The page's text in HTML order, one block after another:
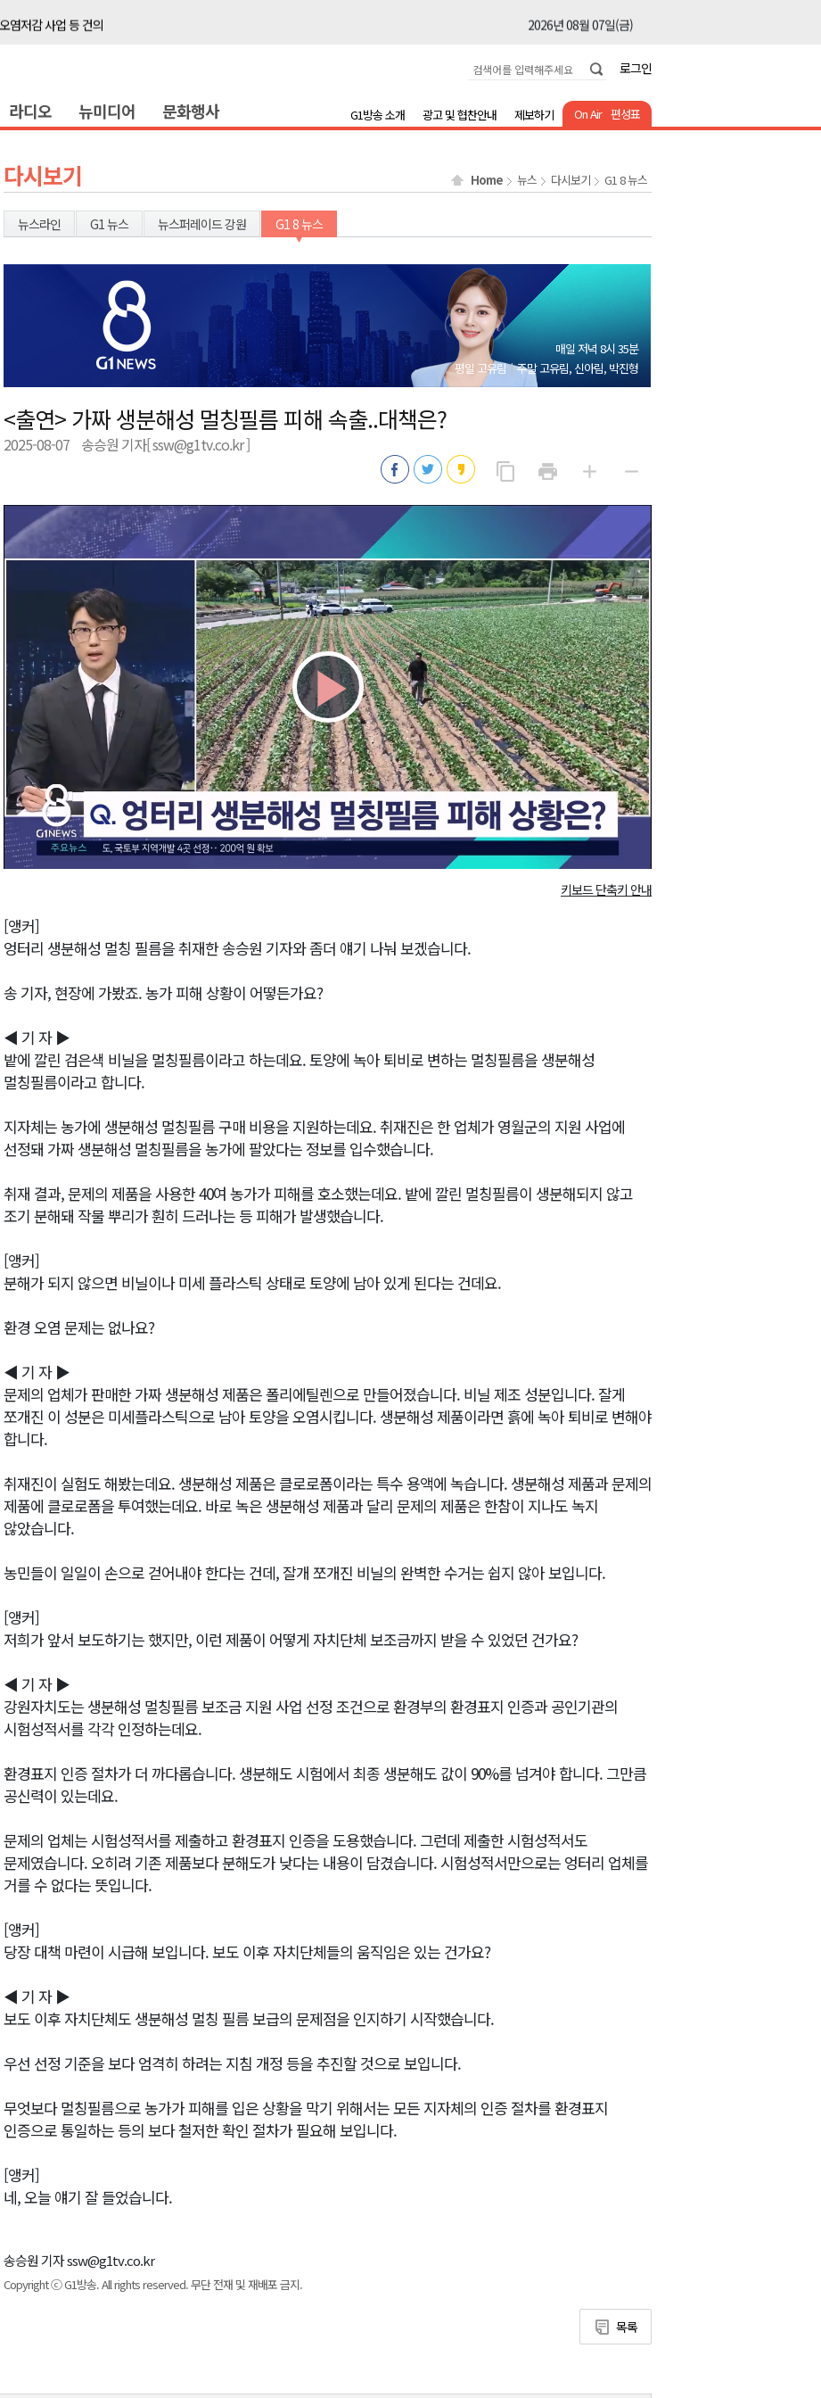
염저감 사업 등 건의
2026년 08월 07일(금)
2026년 08월 07일(금)
자금 지원 접수
2026년 08월 07일(금)
자 며느리 축제
‘영상 38도’
2026년 08월 07일(금)
2026년 08월 07일(금)
염저감 사업 등 건의
2026년 08월 07일(금)
..싱가포르 복합리조트
2026년 08월 07일(금)
복합리조트로 진화 중"
2026년 08월 07일(금)
교육원 수강생 모집
며느리 축제
상 38도’
2026년 08월 07일(금)
출
2026년 08월 07일(금)
로그인
라디오 뉴미디어 문화행사 On Air 편성표
G1방송 소개 광고 및 협찬안내 제보하기
다시보기 Home 뉴스 다시보기 G1 8 뉴스
뉴스라인 G1 뉴스 뉴스퍼레이드 강원 G1 8 뉴스
매일 저녁 8시 35분
평일 고유림
주말 고유림, 신아림, 박진형
<출연> 가짜 생분해성 멀칭필름 피해 속출..대책은?
2025-08-07 송승원 기자[ ssw@g1tv.co.kr ]
content_copy
사
print add
게
remove
게
Play
Video
키보드 단축키 안내
[앵커]
엉터리 생분해성 멀칭 필름을 취재한 송승원 기자와 좀더 얘기 나눠 보겠습니다.
송 기자, 현장에 가봤죠. 농가 피해 상황이 어떻든가요?
◀ 기 자 ▶
밭에 깔린 검은색 비닐을 멀칭필름이라고 하는데요. 토양에 녹아 퇴비로 변하는 멀칭필름을 생분해성
멀칭필름이라고 합니다.
지자체는 농가에 생분해성 멀칭필름 구매 비용을 지원하는데요. 취재진은 한 업체가 영월군의 지원 사업에
선정돼 가짜 생분해성 멀칭필름을 농가에 팔았다는 정보를 입수했습니다.
취재 결과, 문제의 제품을 사용한 40여 농가가 피해를 호소했는데요. 밭에 깔린 멀칭필름이 생분해되지 않고
조기 분해돼 작물 뿌리가 훤히 드러나는 등 피해가 발생했습니다.
[앵커]
분해가 되지 않으면 비닐이나 미세 플라스틱 상태로 토양에 남아 있게 된다는 건데요.
환경 오염 문제는 없나요?
◀ 기 자 ▶
문제의 업체가 판매한 가짜 생분해성 제품은 폴리에틸렌으로 만들어졌습니다. 비닐 제조 성분입니다. 잘게
쪼개진 이 성분은 미세플라스틱으로 남아 토양을 오염시킵니다. 생분해성 제품이라면 흙에 녹아 퇴비로 변해야
합니다.
취재진이 실험도 해봤는데요. 생분해성 제품은 클로로폼이라는 특수 용액에 녹습니다. 생분해성 제품과 문제의
제품에 클로로폼을 투여했는데요. 바로 녹은 생분해성 제품과 달리 문제의 제품은 한참이 지나도 녹지
않았습니다.
농민들이 일일이 손으로 걷어내야 한다는 건데, 잘개 쪼개진 비닐의 완벽한 수거는 쉽지 않아 보입니다.
[앵커]
저희가 앞서 보도하기는 했지만, 이런 제품이 어떻게 자치단체 보조금까지 받을 수 있었던 건가요?
◀ 기 자 ▶
강원자치도는 생분해성 멀칭필름 보조금 지원 사업 선정 조건으로 환경부의 환경표지 인증과 공인기관의
시험성적서를 각각 인정하는데요.
환경표지 인증 절차가 더 까다롭습니다. 생분해도 시험에서 최종 생분해도 값이 90%를 넘겨야 합니다. 그만큼
공신력이 있는데요.
문제의 업체는 시험성적서를 제출하고 환경표지 인증을 도용했습니다. 그런데 제출한 시험성적서도
문제였습니다. 오히려 기존 제품보다 분해도가 낮다는 내용이 담겼습니다. 시험성적서만으로는 엉터리 업체를
거를 수 없다는 뜻입니다.
[앵커]
당장 대책 마련이 시급해 보입니다. 보도 이후 자치단체들의 움직임은 있는 건가요?
◀ 기 자 ▶
보도 이후 자치단체도 생분해성 멀칭 필름 보급의 문제점을 인지하기 시작했습니다.
우선 선정 기준을 보다 엄격히 하려는 지침 개정 등을 추진할 것으로 보입니다.
무엇보다 멀칭필름으로 농가가 피해를 입은 상황을 막기 위해서는 모든 지자체의 인증 절차를 환경표지
인증으로 통일하는 등의 보다 철저한 확인 절차가 필요해 보입니다.
[앵커]
네, 오늘 얘기 잘 들었습니다.
송승원 기자 ssw@g1tv.co.kr
Copyright ⓒ G1방송. All rights reserved. 무단 전재 및 재배포 금지.
목록